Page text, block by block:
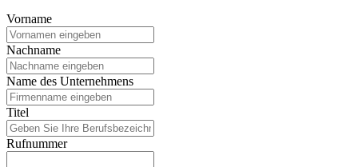
Vorname
Nachname
Name des Unternehmens
Titel
Rufnummer